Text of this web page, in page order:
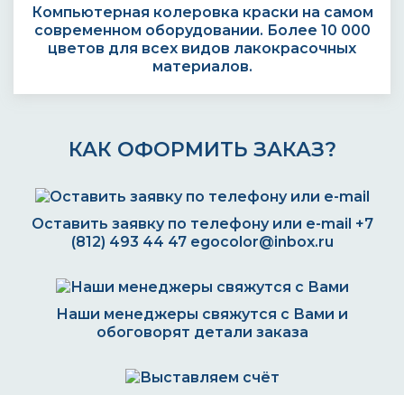
Компьютерная колеровка краски на самом
современном оборудовании. Более 10 000
цветов для всех видов лакокрасочных
материалов.
КАК ОФОРМИТЬ ЗАКАЗ?
Оставить заявку по телефону или e-mail +7
(812) 493 44 47 egocolor@inbox.ru
Наши менеджеры свяжутся с Вами и
обоговорят детали заказа